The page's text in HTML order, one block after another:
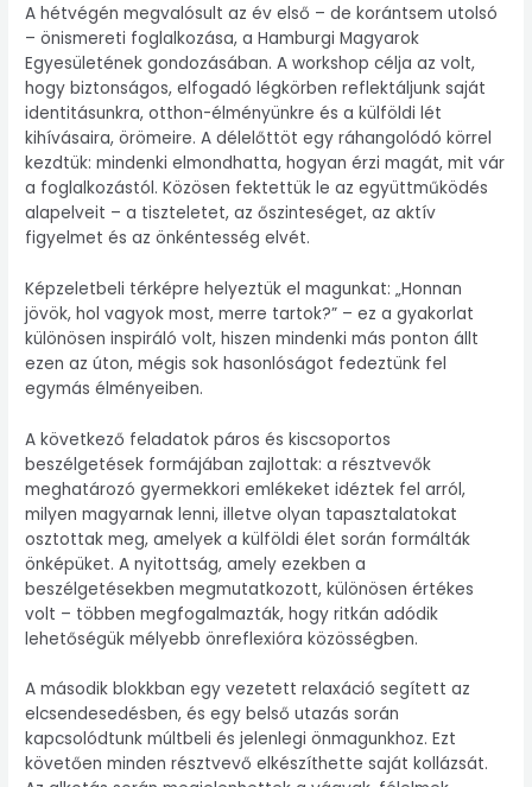
A hétvégén megvalósult az év első – de korántsem utolsó
– önismereti foglalkozása, a Hamburgi Magyarok
Egyesületének gondozásában. A workshop célja az volt,
hogy biztonságos, elfogadó légkörben reflektáljunk saját
identitásunkra, otthon-élményünkre és a külföldi lét
kihívásaira, örömeire. A délelőttöt egy ráhangolódó körrel
kezdtük: mindenki elmondhatta, hogyan érzi magát, mit vár
a foglalkozástól. Közösen fektettük le az együttműködés
alapelveit – a tiszteletet, az őszinteséget, az aktív
figyelmet és az önkéntesség elvét.
Képzeletbeli térképre helyeztük el magunkat: „Honnan
jövök, hol vagyok most, merre tartok?” – ez a gyakorlat
különösen inspiráló volt, hiszen mindenki más ponton állt
ezen az úton, mégis sok hasonlóságot fedeztünk fel
egymás élményeiben.
A következő feladatok páros és kiscsoportos
beszélgetések formájában zajlottak: a résztvevők
meghatározó gyermekkori emlékeket idéztek fel arról,
milyen magyarnak lenni, illetve olyan tapasztalatokat
osztottak meg, amelyek a külföldi élet során formálták
önképüket. A nyitottság, amely ezekben a
beszélgetésekben megmutatkozott, különösen értékes
volt – többen megfogalmazták, hogy ritkán adódik
lehetőségük mélyebb önreflexióra közösségben.
A második blokkban egy vezetett relaxáció segített az
elcsendesedésben, és egy belső utazás során
kapcsolódtunk múltbeli és jelenlegi önmagunkhoz. Ezt
követően minden résztvevő elkészíthette saját kollázsát.